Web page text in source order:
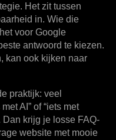
Het zit tussen
in. Wie die
voor Google
antwoord te kiezen.
kan ook kijken naar
praktijk: veel
AI” of “iets met
Dan krijg je losse FAQ-
website met mooie